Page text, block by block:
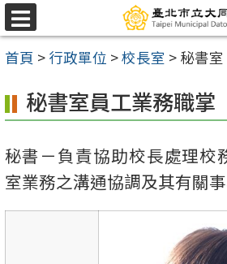
跳
至
主
內
區
選
單
首頁 > 行政單位 >校長室 > 秘書室
秘書室員工業務職掌
秘書－負責協助校長處理校
室業務之溝通協調及其有關事